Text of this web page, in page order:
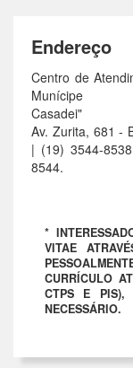
Endereço
Centro de
Munícipe
Casadei"
Av. Zurita, 681 -
| (19) 3544-
8544.
*
VITAE
CURRÍCULO
CTPS E PIS),
NECESSÁRIO.